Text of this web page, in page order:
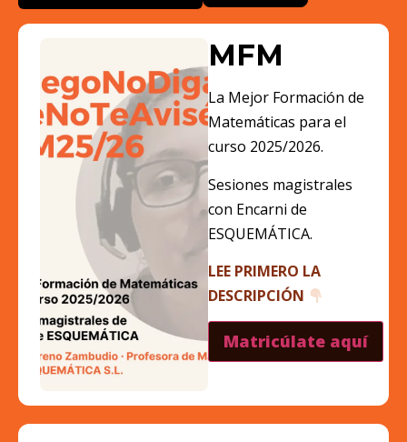
MFM
La Mejor Formación de
Matemáticas para el
curso 2025/2026.
Sesiones magistrales
con Encarni de
ESQUEMÁTICA.
LEE PRIMERO LA
DESCRIPCIÓN
Matricúlate aquí